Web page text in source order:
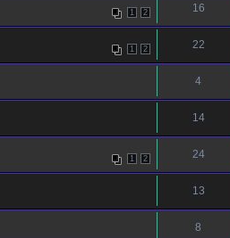
1 2 16
1 2 22
4
14
1 2 24
13
8